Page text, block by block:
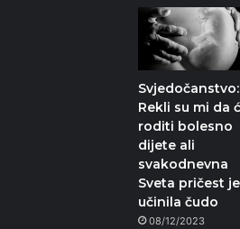
Svjedočanstvo:
Rekli su mi da
roditi bolesno
dijete ali
svakodnevna
Sveta pričest je
učinila čudo
08/12/2023